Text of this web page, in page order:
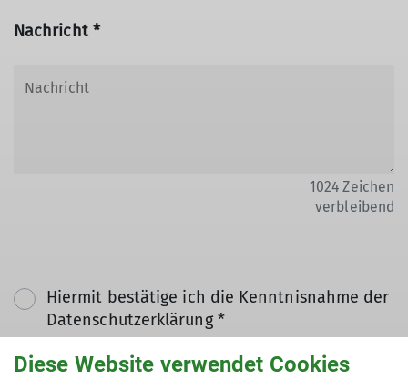
Nachricht *
1024 Zeichen
verbleibend
Hiermit bestätige ich die Kenntnisnahme der
Datenschutzerklärung *
Diese Website verwendet Cookies